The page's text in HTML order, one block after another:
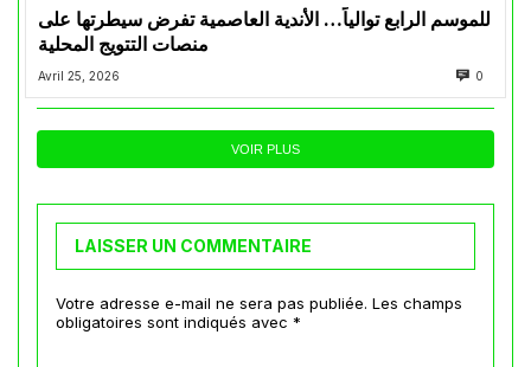
للموسم الرابع توالياً… الأندية العاصمية تفرض سيطرتها على
منصات التتويج المحلية
Avril 25, 2026 0
VOIR PLUS
LAISSER UN COMMENTAIRE
Votre adresse e-mail ne sera pas publiée. Les champs
obligatoires sont indiqués avec *